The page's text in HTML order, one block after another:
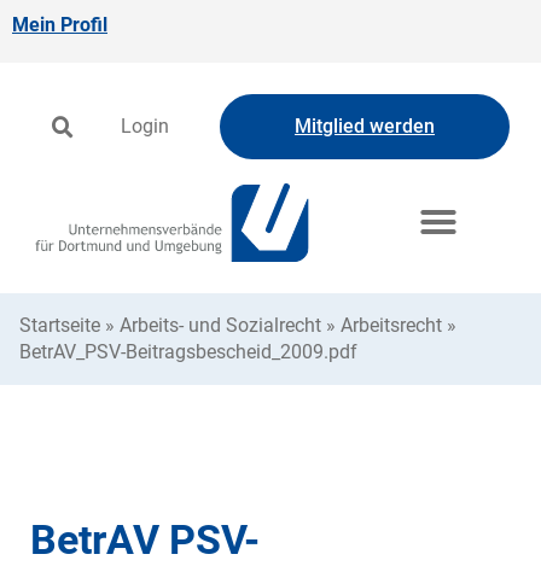
Mein Profil
Login Mitglied werden
Startseite » Arbeits- und Sozialrecht » Arbeitsrecht »
BetrAV_PSV-Beitragsbescheid_2009.pdf
BetrAV PSV-